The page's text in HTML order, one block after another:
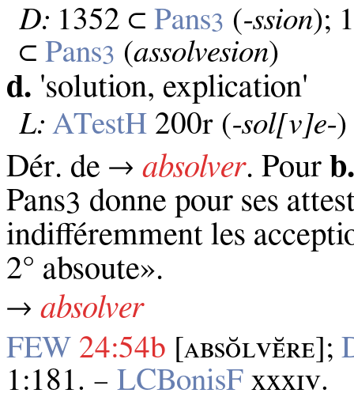
D: 1352 ⊂Pans3 (‑ssion);
⊂Pans3 (assolvesion)
d. 'solution, explication'
L: ATestH 200r (‑sol[v]e‑)
Dér. de → absolver. Pour b.
Pans3 donne pour ses
indifféremment les
2° absoute».
→ absolver
FEW 24:54b [ᴀʙѕᴏ̆ʟᴠᴇ̆ʀᴇ];
1:181. – LCBonisF xxxɪᴠ.